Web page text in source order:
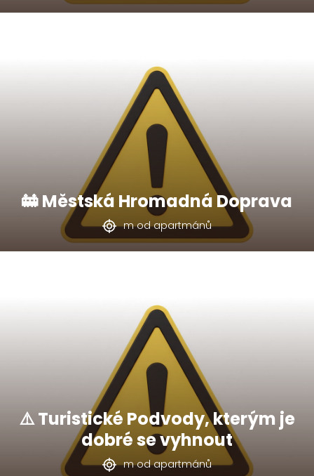
🚋 Městská Hromadná Doprava
m od apartmánů
⚠️ Turistické Podvody, kterým je
dobré se vyhnout
m od apartmánů